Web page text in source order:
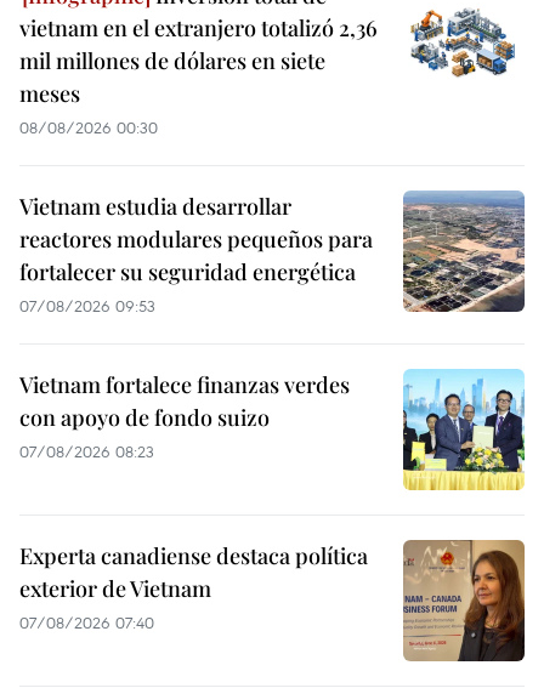
vietnam en el extranjero totalizó 2,36
mil millones de dólares en siete
meses
08/08/2026 00:30
Vietnam estudia desarrollar
reactores modulares pequeños para
fortalecer su seguridad energética
07/08/2026 09:53
Vietnam fortalece finanzas verdes
con apoyo de fondo suizo
07/08/2026 08:23
Experta canadiense destaca política
exterior de Vietnam
07/08/2026 07:40